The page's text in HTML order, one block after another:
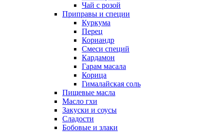
Чай с розой
Приправы и специи
Куркума
Перец
Кориандр
Смеси специй
Кардамон
Гарам масала
Корица
Гималайская соль
Пищевые масла
Масло гхи
Закуски и соусы
Сладости
Бобовые и злаки